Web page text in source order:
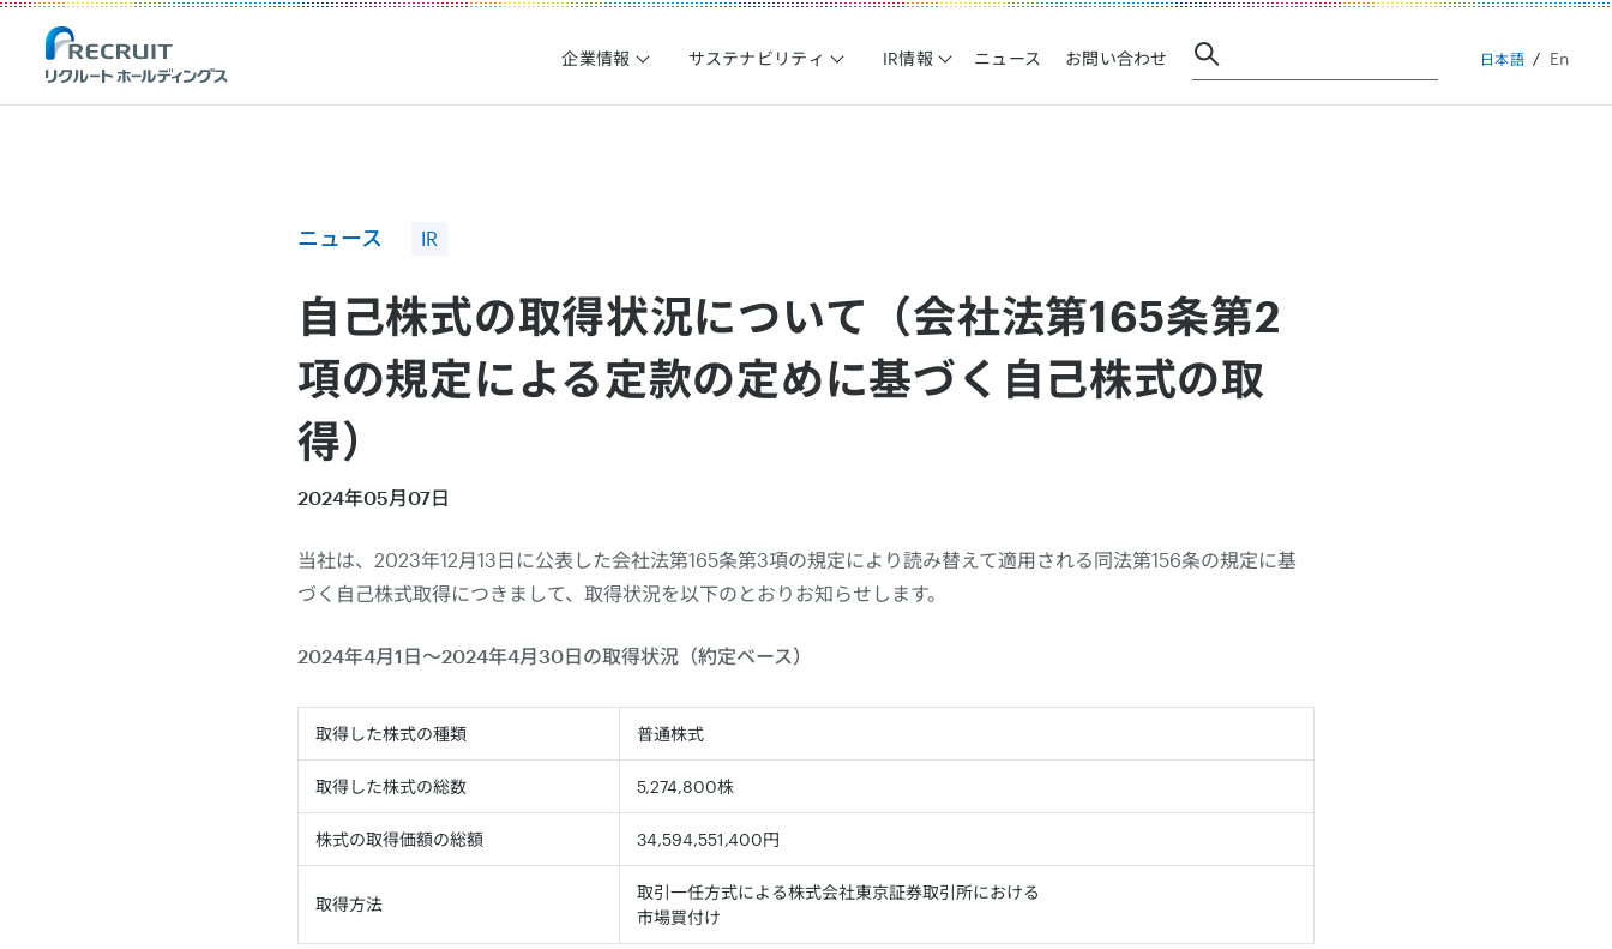
Recruit Holdings
企業情報 サステナビリティ IR情報 ニュース お問い合わせ 日本語 En
ニュース IR
自己株式の取得状況について（会社法第165条第2
項の規定による定款の定めに基づく自己株式の取
得）
2024年05月07日
当社は、2023年12月13日に公表した会社法第165条第3項の規定により読み替えて適用される同法第156条の規定に基
づく自己株式取得につきまして、取得状況を以下のとおりお知らせします。
2024年4月1日～2024年4月30日の取得状況（約定ベース）
取得した株式の種類 普通株式
取得した株式の総数 5,274,800株
株式の取得価額の総額 34,594,551,400円
取得方法
取引一任方式による株式会社東京証券取引所における
市場買付け